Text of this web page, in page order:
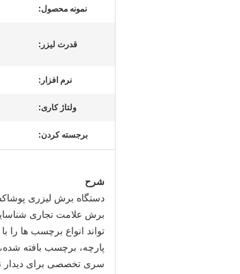
نمونه محصول:
قدرت لیزر:
نرم افزار:
ولتاژ کاری:
برجسته کردن:
شرح
دستگاه برش لیزری پوشاک
تواند انواع برچسب ها
پارچه، برچسب بافته
سری تخصصی برای دیدار